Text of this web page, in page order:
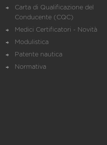
Carta di Qualificazione del
Conducente (CQC)
Medici Certificatori - Novità
Modulistica
Patente nautica
Normativa